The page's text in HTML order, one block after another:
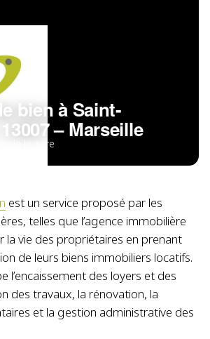
bien à Saint-
– Marseille
de lecture
est un service proposé par les
telles que l’agence immobilière
la vie des propriétaires en prenant
de leurs biens immobiliers locatifs.
l’encaissement des loyers et des
des travaux, la rénovation, la
et la gestion administrative des